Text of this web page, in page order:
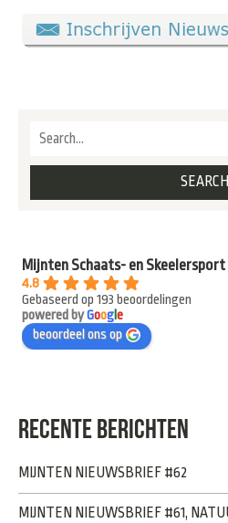
Mijnten Schaats- en Skeelersport
4.8
Gebaseerd op 193 beoordelingen
powered byGooge
beoordeel ons op
RECENTE BERICHTEN
MIJNTEN NIEUWSBRIEF #62
MIJNTEN NIEUWSBRIEF #61,